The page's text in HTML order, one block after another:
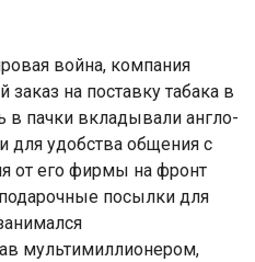
война, компания
на поставку табака в
в пачки вкладывали англо-
для удобства общения с
от его фирмы на фронт
посылки для
мультимиллионером,